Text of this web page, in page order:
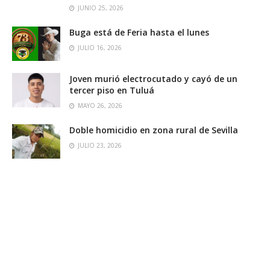
JUNIO 25, 2026
Buga está de Feria hasta el lunes
JULIO 16, 2026
Joven murió electrocutado y cayó de un
tercer piso en Tuluá
MAYO 26, 2026
Doble homicidio en zona rural de Sevilla
JULIO 23, 2026